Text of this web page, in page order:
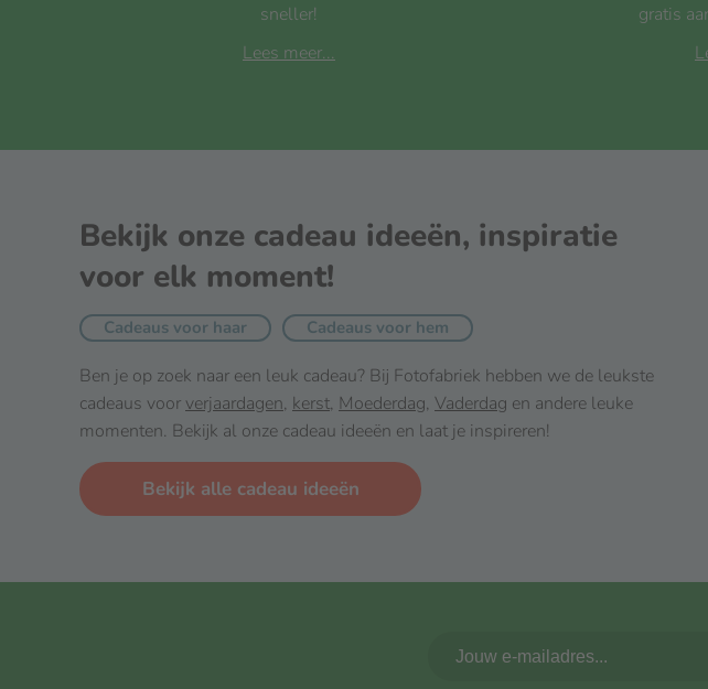
sneller!
Lees meer...
gratis
Bekijk onze cadeau ideeën, inspiratie
voor elk moment!
Cadeaus voor haar Cadeaus voor hem
Ben je op zoek naar een leuk cadeau? Bij Fotofabriek hebben we de leukste
cadeaus voor verjaardagen, kerst, Moederdag, Vaderdag en andere leuke
momenten. Bekijk al onze cadeau ideeën en laat je inspireren!
Bekijk alle cadeau ideeën